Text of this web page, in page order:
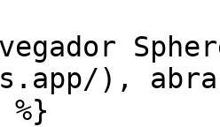
),